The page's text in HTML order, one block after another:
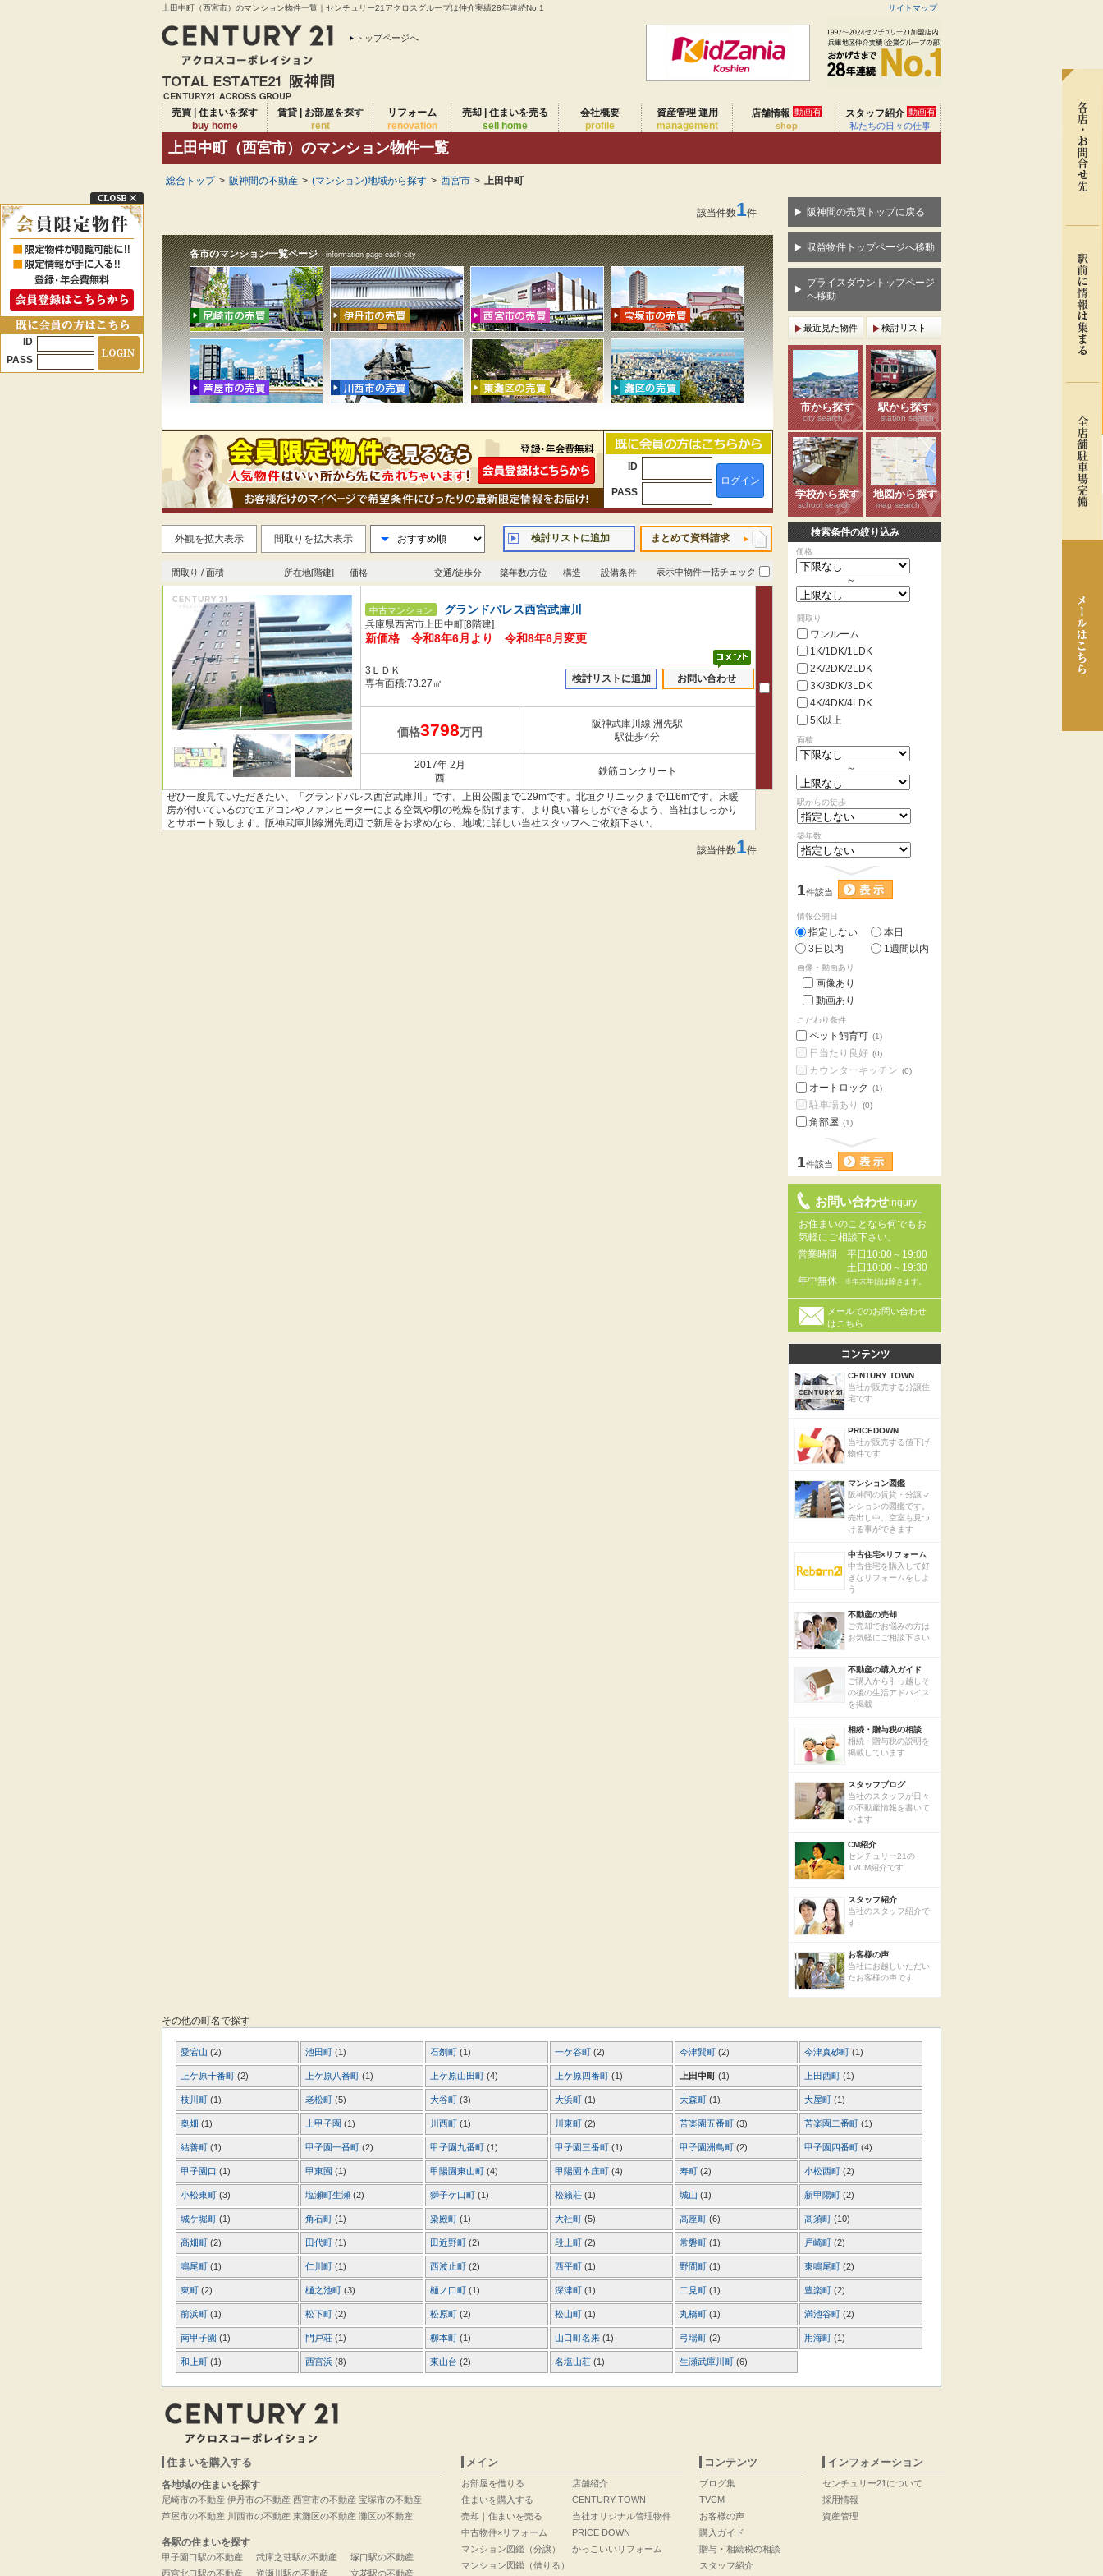
上田中町（西宮市）のマンション物件一覧｜センチュリー21アクロスグループは仲介実績28年連続No.1 サイトマップ
トップページへ
売買 | 住まいを探す
buy home
賃貸 | お部屋を探す
rent
リフォーム
renovation
売却 | 住まいを売る
sell home
会社概要
profile
資産管理 運用
management
店舗情報 動画有
shop
スタッフ紹介 動画有
私たちの日々の仕事
上田中町（西宮市）のマンション物件一覧
総合トップ > 阪神間の不動産 > (マンション)地域から探す > 西宮市 > 上田中町
該当件数1件
各市のマンション一覧ページ information page each city
ログイン
ID
PASS
外観を拡大表示 間取りを拡大表示 検討リストに追加 まとめて資料請求
間取り / 面積 所在地[階建] 価格 交通/徒歩分 築年数/方位 構造 設備条件 表示中物件一括チェック
中古マンション グランドパレス西宮武庫川
兵庫県西宮市上田中町[8階建]
新価格 令和8年6月より 令和8年6月変更
3ＬＤＫ
専有面積:73.27㎡
検討リストに追加 お問い合わせ
価格3798万円
阪神武庫川線 洲先駅
駅徒歩4分
2017年 2月
西
鉄筋コンクリート
ぜひ一度見ていただきたい、「グランドパレス西宮武庫川」です。上田公園まで129mです。北垣クリニックまで116mです。床暖
房が付いているのでエアコンやファンヒーターによる空気や肌の乾燥を防げます。より良い暮らしができるよう、当社はしっかり
とサポート致します。阪神武庫川線洲先周辺で新居をお求めなら、地域に詳しい当社スタッフへご依頼下さい。
該当件数1件
阪神間の売買トップに戻る
収益物件トップページへ移動
プライスダウントップページ
へ移動
最近見た物件 検討リスト
市から探す
city search
駅から探す
station search
学校から探す
school search
地図から探す
map search
検索条件の絞り込み
価格
～
間取り
ワンルーム
1K/1DK/1LDK
2K/2DK/2LDK
3K/3DK/3LDK
4K/4DK/4LDK
5K以上
面積
～
駅からの徒歩
築年数
1件該当
情報公開日
指定しない
本日
3日以内
1週間以内
画像・動画あり
画像あり
動画あり
こだわり条件
ペット飼育可 (1)
日当たり良好 (0)
カウンターキッチン (0)
オートロック (1)
駐車場あり (0)
角部屋 (1)
1件該当
お問い合わせinqury
お住まいのことなら何でもお
気軽にご相談下さい。
営業時間
平日10:00～19:00
土日10:00～19:30
年中無休
※年末年始は除きます。
メールでのお問い合わせ
はこちら
CENTURY TOWN
当社が販売する分譲住
宅です
PRICEDOWN
当社が販売する値下げ
物件です
マンション図鑑
阪神間の賃貸・分譲マ
ンションの図鑑です。
売出し中、空室も見つ
ける事ができます
中古住宅×リフォーム
中古住宅を購入して好
きなリフォームをしよ
う
不動産の売却
ご売却でお悩みの方は
お気軽にご相談下さい
不動産の購入ガイド
ご購入から引っ越しそ
の後の生活アドバイス
を掲載
相続・贈与税の相談
相続・贈与税の説明を
掲載しています
スタッフブログ
当社のスタッフが日々
の不動産情報を書いて
います
CM紹介
センチュリー21の
TVCM紹介です
スタッフ紹介
当社のスタッフ紹介で
す
お客様の声
当社にお越しいただい
たお客様の声です
その他の町名で探す
愛宕山 (2) 池田町 (1) 石刎町 (1) 一ケ谷町 (2) 今津巽町 (2) 今津真砂町 (1)
上ケ原十番町 (2) 上ケ原八番町 (1) 上ケ原山田町 (4) 上ケ原四番町 (1) 上田中町(1) 上田西町 (1)
枝川町 (1) 老松町 (5) 大谷町 (3) 大浜町 (1) 大森町 (1) 大屋町 (1)
奥畑 (1) 上甲子園 (1) 川西町 (1) 川東町 (2) 苦楽園五番町 (3) 苦楽園二番町 (1)
結善町 (1) 甲子園一番町 (2) 甲子園九番町 (1) 甲子園三番町 (1) 甲子園洲鳥町 (2) 甲子園四番町 (4)
甲子園口 (1) 甲東園 (1) 甲陽園東山町 (4) 甲陽園本庄町 (4) 寿町 (2) 小松西町 (2)
小松東町 (3) 塩瀬町生瀬 (2) 獅子ケ口町 (1) 松籟荘 (1) 城山 (1) 新甲陽町 (2)
城ケ堀町 (1) 角石町 (1) 染殿町 (1) 大社町 (5) 高座町 (6) 高須町 (10)
高畑町 (2) 田代町 (1) 田近野町 (2) 段上町 (2) 常磐町 (1) 戸崎町 (2)
鳴尾町 (1) 仁川町 (1) 西波止町 (2) 西平町 (1) 野間町 (1) 東鳴尾町 (2)
東町 (2) 樋之池町 (3) 樋ノ口町 (1) 深津町 (1) 二見町 (1) 豊楽町 (2)
前浜町 (1) 松下町 (2) 松原町 (2) 松山町 (1) 丸橋町 (1) 満池谷町 (2)
南甲子園 (1) 門戸荘 (1) 柳本町 (1) 山口町名来 (1) 弓場町 (2) 用海町 (1)
和上町 (1) 西宮浜 (8) 東山台 (2) 名塩山荘 (1) 生瀬武庫川町 (6)
住まいを購入する
各地域の住まいを探す
尼崎市の不動産
芦屋市の不動産
伊丹市の不動産
川西市の不動産
西宮市の不動産
東灘区の不動産
宝塚市の不動産
灘区の不動産
各駅の住まいを探す
甲子園口駅の不動産
西宮北口駅の不動産
武庫之荘駅の不動産
逆瀬川駅の不動産
塚口駅の不動産
立花駅の不動産
メイン
お部屋を借りる
住まいを購入する
売却｜住まいを売る
中古物件×リフォーム
マンション図鑑（分譲）
マンション図鑑（借りる）
店舗紹介
CENTURY TOWN
当社オリジナル管理物件
PRICE DOWN
かっこいいリフォーム
コンテンツ
ブログ集
TVCM
お客様の声
購入ガイド
贈与・相続税の相談
スタッフ紹介
インフォメーション
センチュリー21について
採用情報
資産管理
ID
PASS